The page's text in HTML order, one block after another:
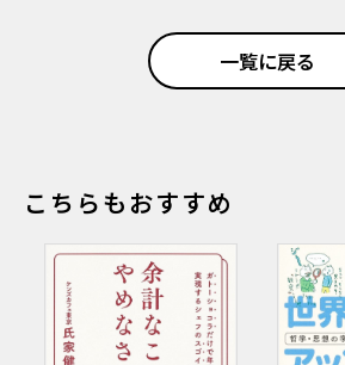
一覧に戻る
こちらもおすすめ